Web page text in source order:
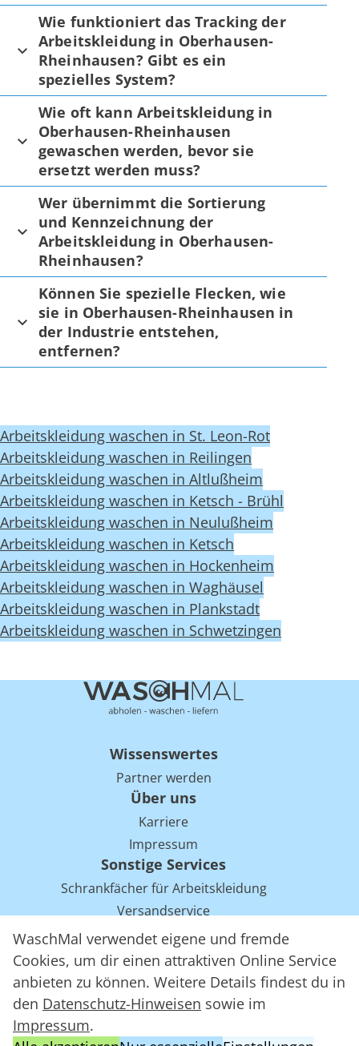
WaschMal verwendet eigene und fremde
Cookies, um dir einen attraktiven Online Service
anbieten zu können. Weitere Details findest du in
den Datenschutz-Hinweisen sowie im
Impressum.
Wie funktioniert das Tracking der
Arbeitskleidung in Oberhausen-
Rheinhausen? Gibt es ein
spezielles System?
Wie oft kann Arbeitskleidung in
Oberhausen-Rheinhausen
gewaschen werden, bevor sie
ersetzt werden muss?
Wer übernimmt die Sortierung
und Kennzeichnung der
Arbeitskleidung in Oberhausen-
Rheinhausen?
Können Sie spezielle Flecken, wie
sie in Oberhausen-Rheinhausen in
der Industrie entstehen,
entfernen?
Arbeitskleidung waschen in St. Leon-Rot
Arbeitskleidung waschen in Reilingen
Arbeitskleidung waschen in Altlußheim
Arbeitskleidung waschen in Ketsch - Brühl
Arbeitskleidung waschen in Neulußheim
Arbeitskleidung waschen in Ketsch
Arbeitskleidung waschen in Hockenheim
Arbeitskleidung waschen in Waghäusel
Arbeitskleidung waschen in Plankstadt
Arbeitskleidung waschen in Schwetzingen
Wissenswertes
Partner werden
Über uns
Karriere
Impressum
Sonstige Services
Schrankfächer für Arbeitskleidung
Versandservice
Einsparpotentiale für Mietwäsche bei Arbeitskleidung
Arbeitskleidung Tracking mit RFID
WaschMal GmbH 2016 – 2026
Datenschutz